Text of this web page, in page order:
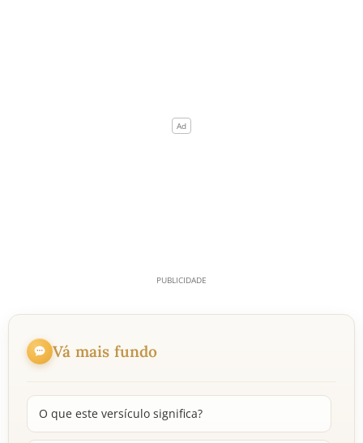
Vá mais fundo
O que este versículo significa?